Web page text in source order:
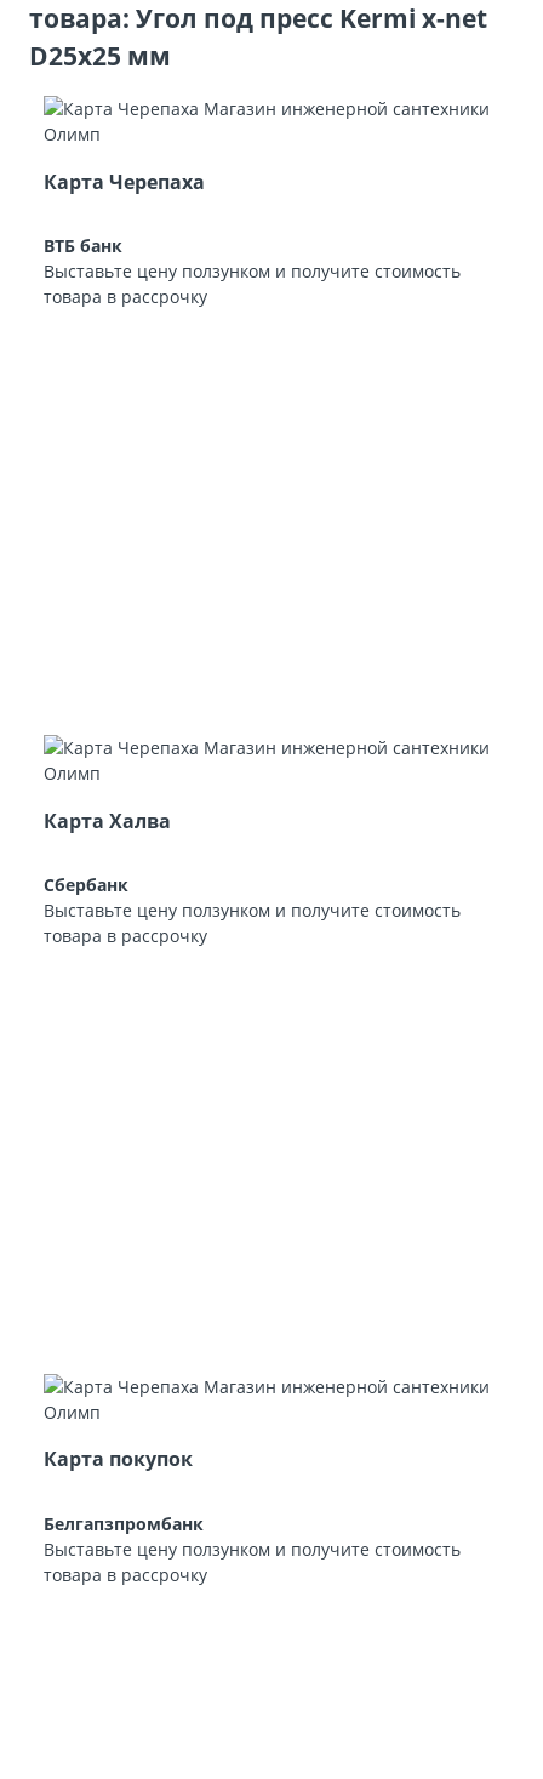
товара: Угол под пресс Kermi x-net
D25x25 мм
Карта Черепаха
ВТБ банк
Выставьте цену ползунком и получите стоимость
товара в рассрочку
Карта Халва
Сбербанк
Выставьте цену ползунком и получите стоимость
товара в рассрочку
Карта покупок
Белгапзпромбанк
Выставьте цену ползунком и получите стоимость
товара в рассрочку